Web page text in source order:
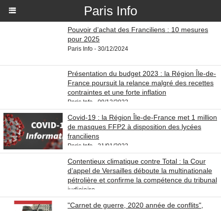
Paris Info
Pouvoir d’achat des Franciliens : 10 mesures
pour 2025
Paris Info - 30/12/2024
Présentation du budget 2023 : la Région Île-de-
France poursuit la relance malgré des recettes
contraintes et une forte inflation
Paris Info - 09/12/2022
Covid-19 : la Région Île-de-France met 1 million
de masques FFP2 à disposition des lycées
franciliens
Paris Info - 21/01/2022
Contentieux climatique contre Total : la Cour
d’appel de Versailles déboute la multinationale
pétrolière et confirme la compétence du tribunal
judiciaire
Paris Info - 19/11/2021
"Carnet de guerre, 2020 année de conflits",